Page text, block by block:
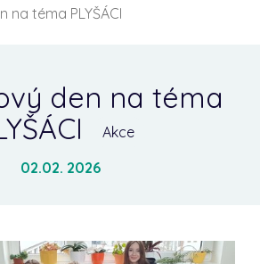
na téma PLYŠÁCI
den na téma
Akce
02.02. 2026